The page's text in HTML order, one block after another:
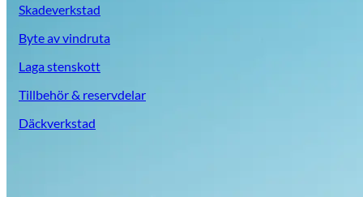
Skadeverkstad
Byte av vindruta
Laga stenskott
Tillbehör & reservdelar
Däckverkstad